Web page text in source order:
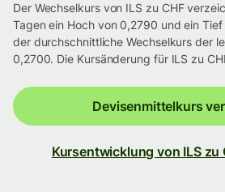
Der Wechselkurs von ILS zu CHF
Tagen ein Hoch von 0,2790 und ein
der durchschnittliche Wechselkurs der
0,2700. Die Kursänderung für ILS zu
Devisenmittelkurs
Kursentwicklung von ILS zu